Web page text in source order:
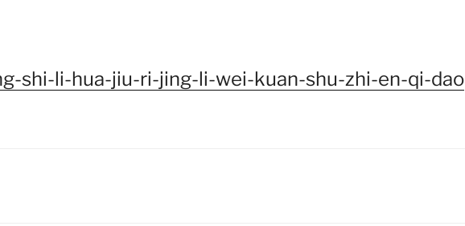
shi-li-hua-jiu-ri-jing-li-wei-kuan-shu-zhi-en-qi-dao